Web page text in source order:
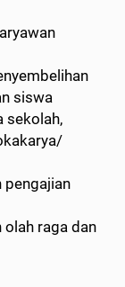
siswa
sekolah,
pengajian
raga dan